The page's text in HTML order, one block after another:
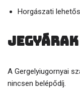
Horgászati
jegyárak
A Gergelyiugornyai
nincsen belépődíj.